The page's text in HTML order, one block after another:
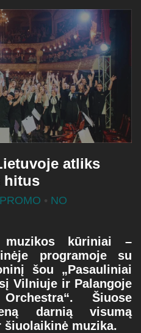
atliks
hitus
• NO
muzikos kūriniai –
programoje su
šou „Pasauliniai
Vilniuje ir Palangoje
Šiuose
darnią visumą
muzika.